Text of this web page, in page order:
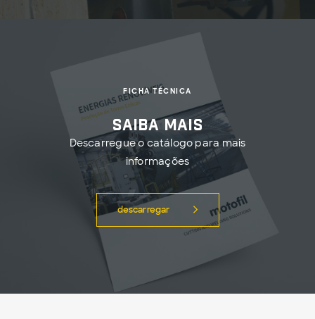
FICHA TÉCNICA
Saiba mais
Descarregue o catálogo para mais
informações
descarregar